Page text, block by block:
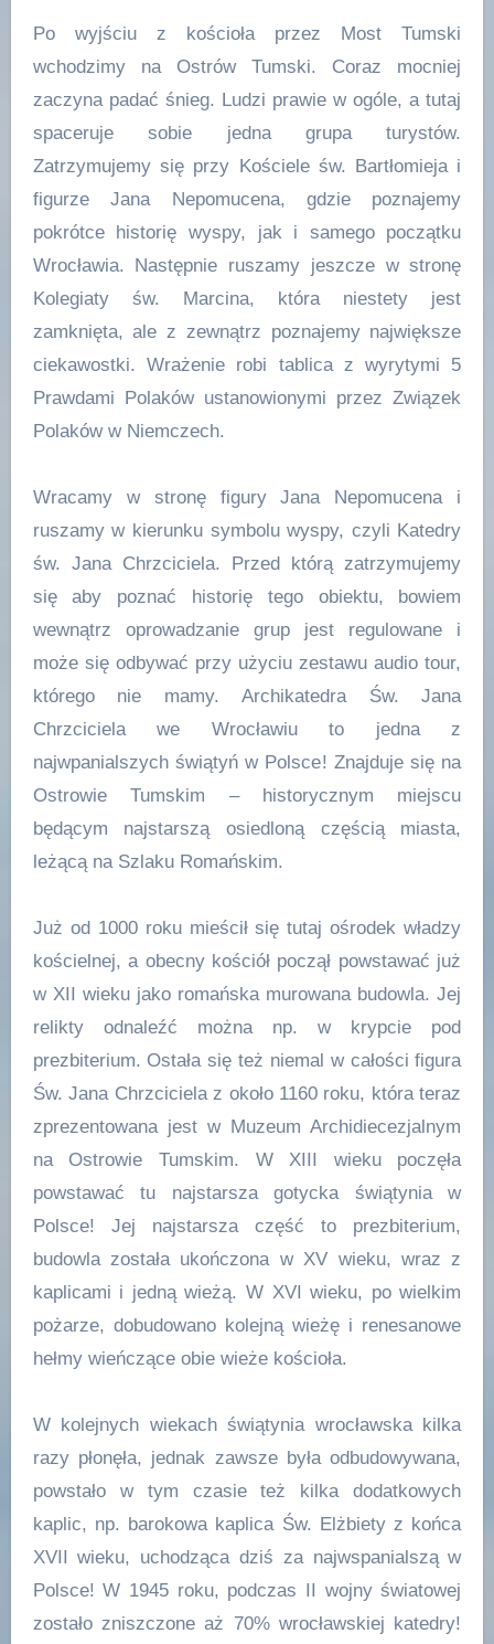
Po wyjściu z kościoła przez Most Tumski
wchodzimy na Ostrów Tumski. Coraz mocniej
zaczyna padać śnieg. Ludzi prawie w ogóle, a tutaj
spaceruje sobie jedna grupa turystów.
Zatrzymujemy się przy Kościele św. Bartłomieja i
figurze Jana Nepomucena, gdzie poznajemy
pokrótce historię wyspy, jak i samego początku
Wrocławia. Następnie ruszamy jeszcze w stronę
Kolegiaty św. Marcina, która niestety jest
zamknięta, ale z zewnątrz poznajemy największe
ciekawostki. Wrażenie robi tablica z wyrytymi 5
Prawdami Polaków ustanowionymi przez Związek
Polaków w Niemczech.
Wracamy w stronę figury Jana Nepomucena i
ruszamy w kierunku symbolu wyspy, czyli Katedry
św. Jana Chrzciciela. Przed którą zatrzymujemy
się aby poznać historię tego obiektu, bowiem
wewnątrz oprowadzanie grup jest regulowane i
może się odbywać przy użyciu zestawu audio tour,
którego nie mamy. Archikatedra Św. Jana
Chrzciciela we Wrocławiu to jedna z
najwpanialszych świątyń w Polsce! Znajduje się na
Ostrowie Tumskim – historycznym miejscu
będącym najstarszą osiedloną częścią miasta,
leżącą na Szlaku Romańskim.
Już od 1000 roku mieścił się tutaj ośrodek władzy
kościelnej, a obecny kościół począł powstawać już
w XII wieku jako romańska murowana budowla. Jej
relikty odnaleźć można np. w krypcie pod
prezbiterium. Ostała się też niemal w całości figura
Św. Jana Chrzciciela z około 1160 roku, która teraz
zprezentowana jest w Muzeum Archidiecezjalnym
na Ostrowie Tumskim. W XIII wieku poczęła
powstawać tu najstarsza gotycka świątynia w
Polsce! Jej najstarsza część to prezbiterium,
budowla została ukończona w XV wieku, wraz z
kaplicami i jedną wieżą. W XVI wieku, po wielkim
pożarze, dobudowano kolejną wieżę i renesanowe
hełmy wieńczące obie wieże kościoła.
W kolejnych wiekach świątynia wrocławska kilka
razy płonęła, jednak zawsze była odbudowywana,
powstało w tym czasie też kilka dodatkowych
kaplic, np. barokowa kaplica Św. Elżbiety z końca
XVII wieku, uchodząca dziś za najwspanialszą w
Polsce! W 1945 roku, podczas II wojny światowej
zostało zniszczone aż 70% wrocławskiej katedry!